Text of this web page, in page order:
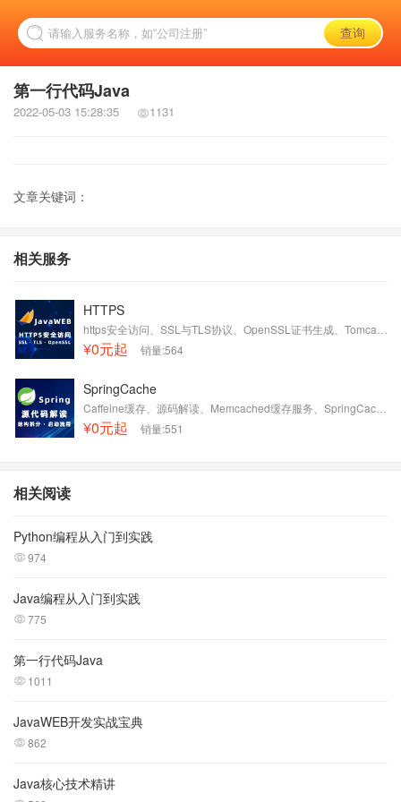
第一行代码Java
2022-05-03 15:28:35 1131
文章关键词：
相关服务
HTTPS
¥0元起 销量:564
SpringCache
¥0元起 销量:551
相关阅读
Python编程从入门到实践
974
Java编程从入门到实践
775
第一行代码Java
1011
JavaWEB开发实战宝典
862
Java核心技术精讲